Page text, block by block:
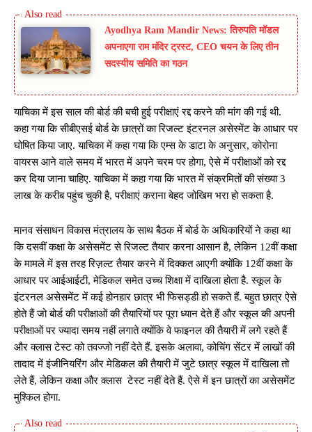
Ayodhya Ram Mandir News: तिरुपति मॉडल
अपनाएगा राम मंदिर ट्रस्ट, CEO चयन के लिए तीन
सदस्यीय समिति का गठन
याचिका में इस साल की बोर्ड की बची हुई परीक्षाएं रद्द करने की मांग की गई थी.
कहा गया कि सीबीएसई बोर्ड के छात्रों का रिजल्ट इंटरनल असेस्मेंट के आधार पर
घोषित किया जाए. याचिका में कहा गया कि एम्स के डाटा के अनुसार, कोरोना
वायरस आने वाले समय में भारत में अपने चरम पर होगा, ऐसे में परीक्षाओं को रद्द
कर दिया जाना चाहिए. याचिका में कहा गया कि भारत में संक्रमितों की संख्या 3
लाख के करीब पहुंच चुकी है, परीक्षाएं कराना बेहद जोखिम भरा हो सकता है.
मानव संसाधन विकास मंत्रालय के साथ बैठक में बोर्ड के अधिकारियों ने कहा था
कि दसवीं कक्षा के असेसमेंट से रिजल्ट तैयार करना आसान है, लेकिन 12वीं कक्षा
के मामले में इस तरह रिज़ल्ट तैयार करने में दिक्कत आएगी क्योंकि 12वीं कक्षा के
आधार पर आईआईटी, मेडिकल समेत उच्च शिक्षा में दाखिला होता है. स्कूल के
इंटरनल असेसमेंट में कई होनहार छात्र भी फिसड्डी हो सकते हैं. बहुत छात्र ऐसे
होते हैं जो बोर्ड की परीक्षाओं की तैयारियों पर पूरा ध्यान देते हैं और स्कूल की अपनी
परीक्षाओं पर ज्यादा समय नहीं लगाते क्योंकि वे फाइनल की तैयारी में लगे रहते हैं
और क्लास टेस्ट को तवज्जो नहीं देते हैं. इसके अलावा, कोचिंग सेंटर में लाखों की
तादाद में इंजीनियरिंग और मेडिकल की तैयारी में जुटे छात्र स्कूल में दाखिला तो
लेते हैं, लेकिन कक्षा और क्लास टेस्ट नहीं देते हैं. ऐसे में इन छात्रों का असेसमेंट
मुश्किल होगा.